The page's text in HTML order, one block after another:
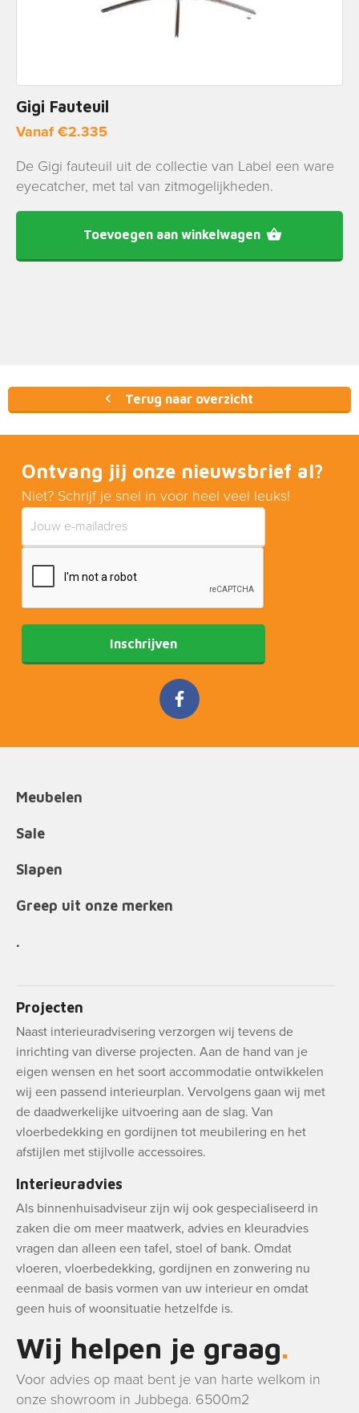
Gigi Fauteuil
Vanaf €2.335
De Gigi fauteuil uit de collectie van Label een ware
eyecatcher, met tal van zitmogelijkheden.
Toevoegen aan winkelwagen
Terug naar overzicht
Ontvang jij onze nieuwsbrief al?
Niet? Schrijf je snel in voor heel veel leuks!
Inschrijven
Meubelen
Sale
Slapen
Greep uit onze merken
.
Projecten
Naast interieuradvisering verzorgen wij tevens de
inrichting van diverse projecten. Aan de hand van je
eigen wensen en het soort accommodatie ontwikkelen
wij een passend interieurplan. Vervolgens gaan wij met
de daadwerkelijke uitvoering aan de slag. Van
vloerbedekking en gordijnen tot meubilering en het
afstijlen met stijlvolle accessoires.
Interieuradvies
Als binnenhuisadviseur zijn wij ook gespecialiseerd in
zaken die om meer maatwerk, advies en kleuradvies
vragen dan alleen een tafel, stoel of bank. Omdat
vloeren, vloerbedekking, gordijnen en zonwering nu
eenmaal de basis vormen van uw interieur en omdat
geen huis of woonsituatie hetzelfde is.
Wij helpen je graag
Voor advies op maat bent je van harte welkom in
onze showroom in Jubbega. 6500m2